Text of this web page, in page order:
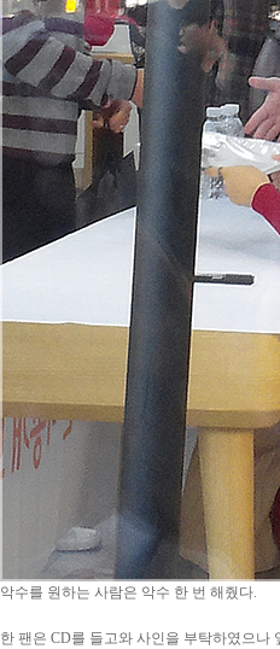
악수를 원하는 사람은 악수 한 번 해줬다.
한 팬은 CD를 들고와 사인을 부탁하였으나